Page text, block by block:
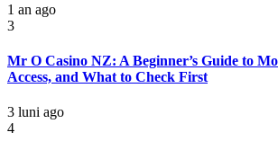
1 an ago
3
Mr O Casino NZ: A Beginner’s Guide to
Access, and What to Check First
3 luni ago
4